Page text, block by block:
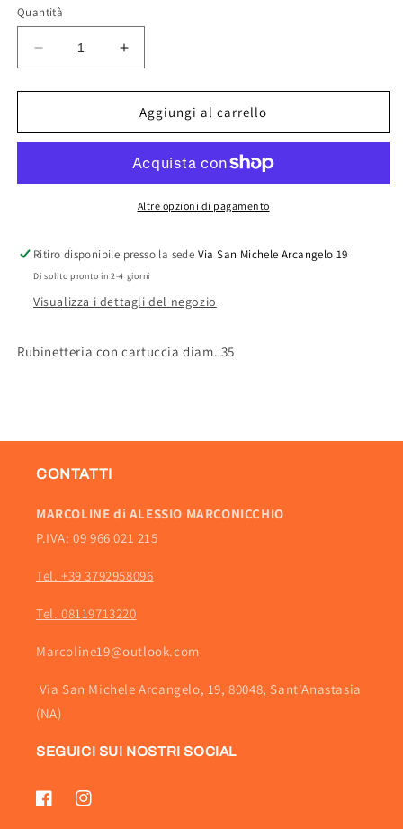
Quantità
Diminuisci
quantità
per
MISCELATORE
MONOC.
ALTA
Aumenta
quantità
per
MISCELATORE
MONOC.
CANNA
ALTA
LINEA
Aggiungi al carrello
Altre opzioni di pagamento
Ritiro disponibile presso la sede Via San Michele Arcangelo 19
Di solito pronto in 2-4 giorni
Visualizza i dettagli del negozio
Rubinetteria con cartuccia diam. 35
CONTATTI
MARCOLINE di ALESSIO MARCONICCHIO
P.IVA: 09 966 021 215
Tel. +39 3792958096
Tel. 08119713220
Marcoline19@outlook.com
Via San Michele Arcangelo, 19, 80048, Sant'Anastasia
(NA)
SEGUICI SUI NOSTRI SOCIAL
FacebookInstagram